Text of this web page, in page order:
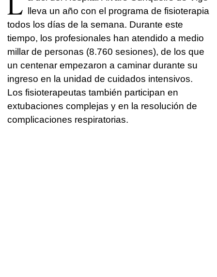
lleva un año con el programa de fisioterapia
todos los días de la semana. Durante este
tiempo, los profesionales han atendido a medio
millar de personas (8.760 sesiones), de los que
un centenar empezaron a caminar durante su
ingreso en la unidad de cuidados intensivos.
Los fisioterapeutas también participan en
extubaciones complejas y en la resolución de
complicaciones respiratorias.